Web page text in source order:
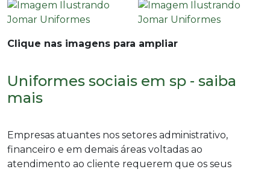
Clique nas imagens para ampliar
Uniformes sociais em sp - saiba
mais
Empresas atuantes nos setores administrativo,
financeiro e em demais áreas voltadas ao
atendimento ao cliente requerem que os seus